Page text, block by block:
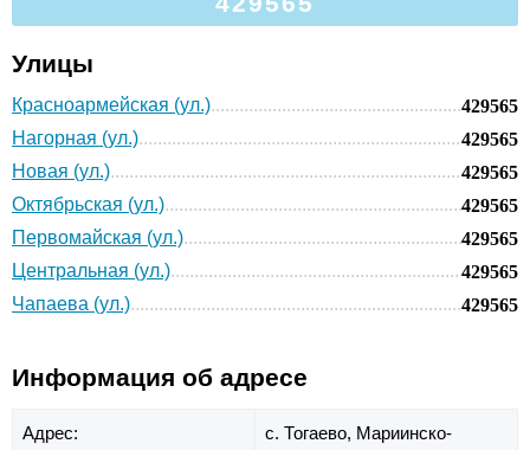
Улицы
Красноармейская (ул.)
429565
Нагорная (ул.)
429565
Новая (ул.)
429565
Октябрьская (ул.)
429565
Первомайская (ул.)
429565
Центральная (ул.)
429565
Чапаева (ул.)
429565
Информация об адресе
Адрес: с. Тогаево, Мариинско-